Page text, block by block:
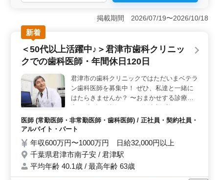
＜多様な介護業務の経験＞ 小規模多機能施設での介護
業務をおまかせ。送迎、訪問業務、レクリエーションの
企画と実行など、多岐にわたる業務に携わって頂きま
す。これにより、介護士としての幅広いスキルと経験を
獲得することが可能です。 ＜シニア層の活躍と安定
した環境＞ 50代、60代の採用実績があり、年齢に関係
なく活躍できる職場です。社会保険完備で、長期的なキ
きやすい職場環境です。 ＜勤務条件の柔軟性＞ 週
3〜5日の勤務OKの週休2日シフト制を採用しており、ワ
ークライフバランスを保ちやすい職場環境です。また、
車通勤が可能で、通勤の便利さも魅力の一つです。
掲載期間 2026/07/19〜2026/10/18
新着
＜50代以上活躍中♪＞君津市歯科クリニッ
クでの歯科医師・年間休日120日
君津市の歯科クリニックではただいまベテラ
ン歯科医師を募集中！ ぜひ、私達と一緒に
はたらきませんか？ 〜おまかせする診療内
フは20代〜60代が在籍！） ・年間休日120
日 ・車通勤可 ・交通費全額支給 ・出勤日数
で幅広く来院されます。 地域に愛される歯
科クリニックをめざしております＾＾！ ご
応募お待ちしております！
医師 (常勤医師・非常勤医師・歯科医師) / 正社員・契約社員・
アルバイト・パート
年収600万円〜1000万円 日給32,000円以上
千葉県君津市南子安 / 君津駅
平均年齢 40.1歳 / 最高年齢 63歳